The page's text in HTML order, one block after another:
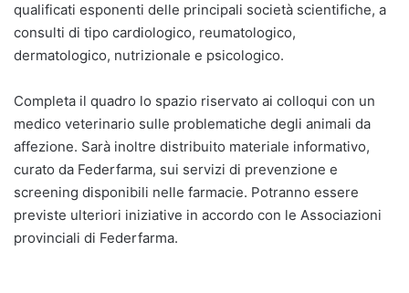
qualificati esponenti delle principali società scientifiche, a
consulti di tipo cardiologico, reumatologico,
dermatologico, nutrizionale e psicologico.
Completa il quadro lo spazio riservato ai colloqui con un
medico veterinario sulle problematiche degli animali da
affezione. Sarà inoltre distribuito materiale informativo,
curato da Federfarma, sui servizi di prevenzione e
screening disponibili nelle farmacie. Potranno essere
previste ulteriori iniziative in accordo con le Associazioni
provinciali di Federfarma.